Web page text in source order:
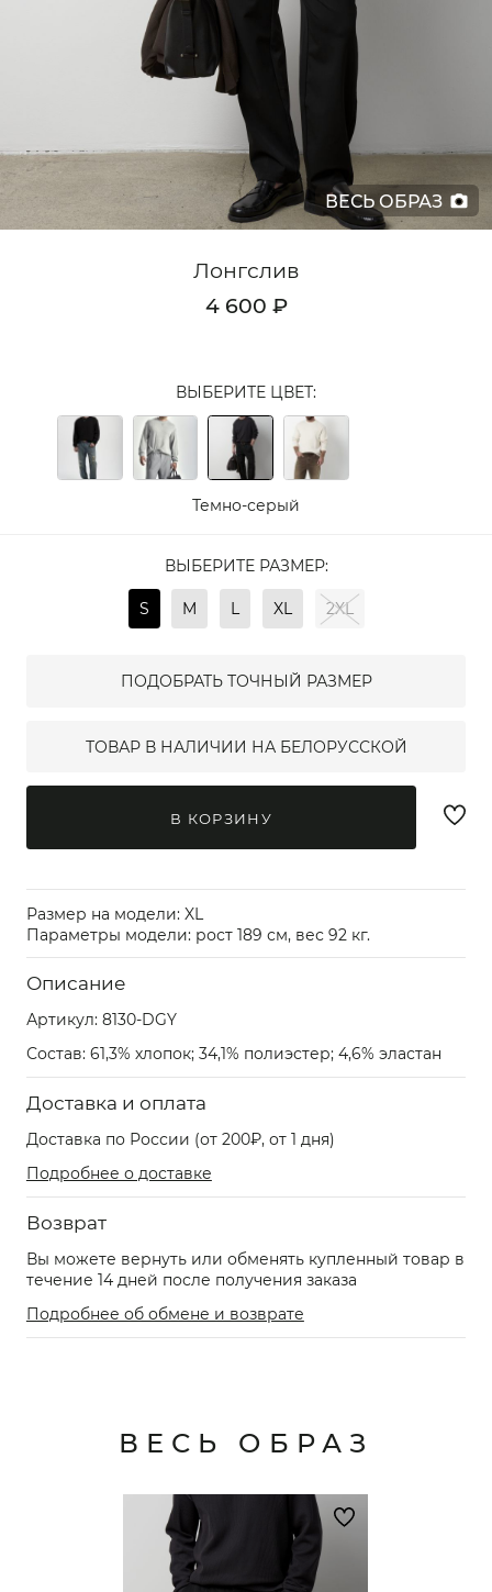
ВЕСЬ ОБРАЗ
Лонгслив
4 600 ₽
ВЫБЕРИТЕ ЦВЕТ:
Темно-серый
ВЫБЕРИТЕ РАЗМЕР:
S M L XL 2XL
ПОДОБРАТЬ ТОЧНЫЙ РАЗМЕР
ТОВАР В НАЛИЧИИ НА БЕЛОРУССКОЙ
В КОРЗИНУ
Размер на модели: XL
Параметры модели: рост 189 см, вес 92 кг.
Описание
Артикул: 8130-DGY
Состав: 61,3% хлопок; 34,1% полиэстер; 4,6% эластан
Доставка и оплата
Доставка по России (от 200₽, от 1 дня)
Подробнее о доставке
Возврат
Вы можете вернуть или обменять купленный товар в
течение 14 дней после получения заказа
Подробнее об обмене и возврате
ВЕСЬ ОБРАЗ
Поло
Рубашки
Аксессуары